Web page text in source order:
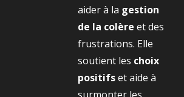
aider à la gestion
de la colère et des
frustrations. Elle
soutient les choix
positifset aide à